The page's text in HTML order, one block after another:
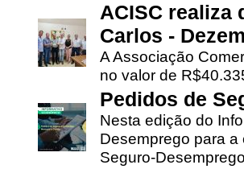
ACISC realiza
Carlos -
A Associação
no valor de
Pedidos de
Nesta edição do
Desemprego para
Seguro-